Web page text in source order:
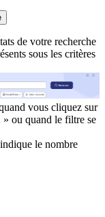
de votre recherche
sous les critères
vous cliquez sur
ou quand le filtre se
le nombre